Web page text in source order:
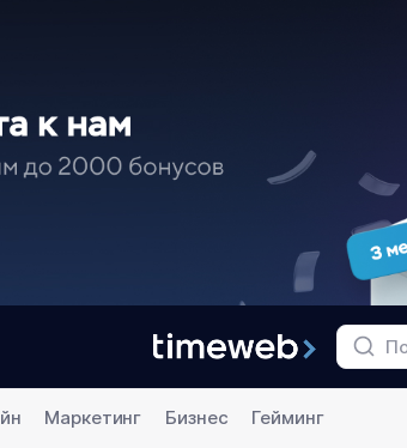
Маркетинг Бизнес
Гейминг